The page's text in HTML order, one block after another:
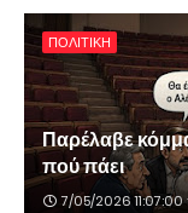
ΠΟΛΙΤΙΚΗ
Παρέλαβε
πού πάει
7/05/2026 11:07:00